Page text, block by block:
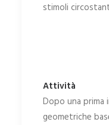
stimoli
Attività
Dopo una
geometriche